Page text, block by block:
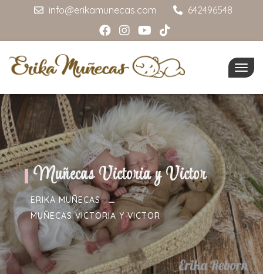
info@erikamunecas.com 642496548
Muñecas Victoria y Victor
ERIKA MUÑECAS
MUÑECAS VICTORIA Y VICTOR